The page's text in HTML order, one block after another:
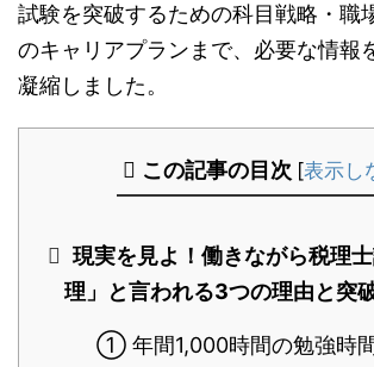
試験を突破するための科目戦略・職
のキャリアプランまで、必要な情報
凝縮しました。
この記事の目次 [表示し
現実を見よ！働きながら税理
理」と言われる3つの理由と突
① 年間1,000時間の勉強時